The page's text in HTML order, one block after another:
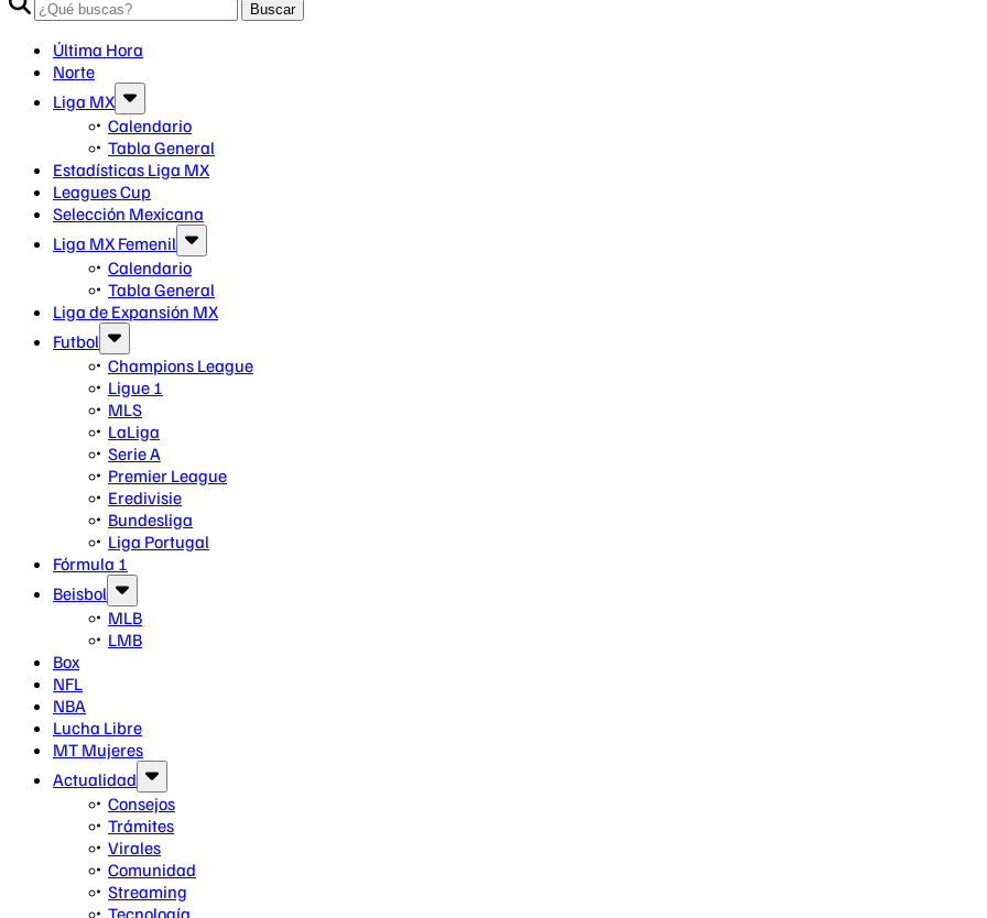
Buscar
Última Hora
Norte
Liga MX
Calendario
Tabla General
Estadísticas Liga MX
Leagues Cup
Selección Mexicana
Liga MX Femenil
Calendario
Tabla General
Liga de Expansión MX
Futbol
Champions League
Ligue 1
MLS
LaLiga
Serie A
Premier League
Eredivisie
Bundesliga
Liga Portugal
Fórmula 1
Beisbol
MLB
LMB
Box
NFL
NBA
Lucha Libre
MT Mujeres
Actualidad
Consejos
Trámites
Virales
Comunidad
Streaming
Tecnología